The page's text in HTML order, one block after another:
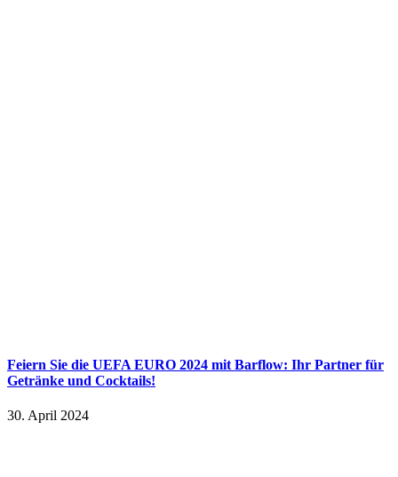
Feiern Sie die UEFA EURO 2024 mit Barflow: Ihr Partner für
Getränke und Cocktails!
30. April 2024